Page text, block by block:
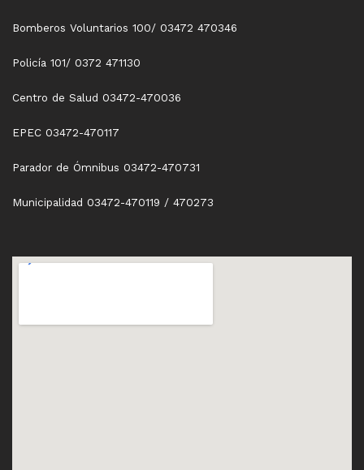
Bomberos Voluntarios 100/ 03472 470346
Policía 101/ 0372 471130
Centro de Salud 03472-470036
EPEC 03472-470117
Parador de Ómnibus 03472-470731
Municipalidad 03472-470119 / 470273